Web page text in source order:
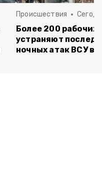
Происшествия
Более 200 рабочих
устраняют
ночных атак ВСУ в